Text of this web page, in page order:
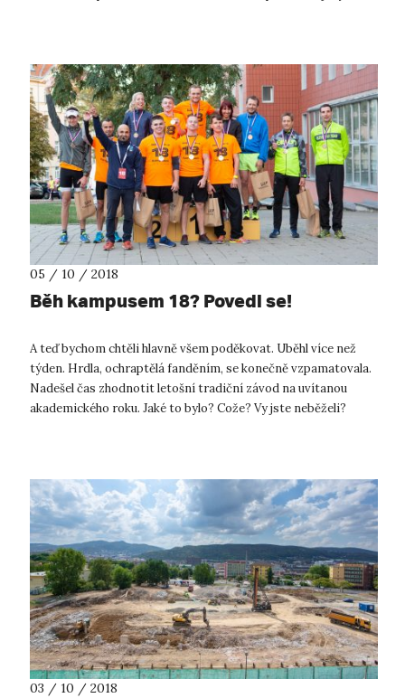
05 / 10 / 2018
Běh kampusem 18? Povedl se!
A teď bychom chtěli hlavně všem poděkovat. Uběhl více než
týden. Hrdla, ochraptělá fanděním, se konečně vzpamatovala.
Nadešel čas zhodnotit letošní tradiční závod na uvítanou
akademického roku. Jaké to bylo? Cože? Vy jste neběželi?
03 / 10 / 2018